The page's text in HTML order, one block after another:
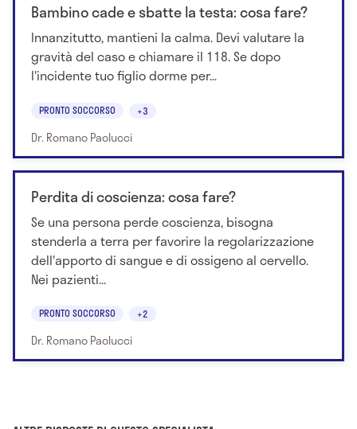
Bambino cade e sbatte la testa: cosa fare?
Innanzitutto, mantieni la calma. Devi valutare la
gravità del caso e chiamare il 118. Se dopo
l'incidente tuo figlio dorme per...
PRONTO SOCCORSO +3
Dr. Romano Paolucci
Perdita di coscienza: cosa fare?
Se una persona perde coscienza, bisogna
stenderla a terra per favorire la regolarizzazione
dell'apporto di sangue e di ossigeno al cervello.
Nei pazienti...
PRONTO SOCCORSO +2
Dr. Romano Paolucci